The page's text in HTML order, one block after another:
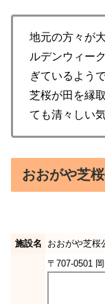
地元の方々が
ルデンウィー
ぎているよう
芝桜が田を縁
ても清々しい
おおがや芝
施設名
おおがや芝桜
〒707-0501